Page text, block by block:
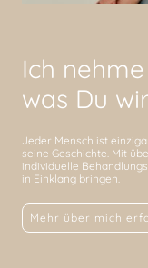
Ich
was Du
Jeder Mensch ist
seine Geschichte. Mit
individuelle
in Einklang bringen.
Mehr über mich